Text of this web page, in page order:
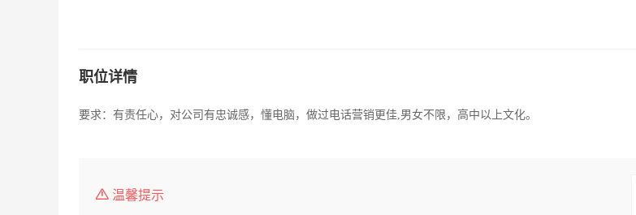
职位详情
要求：有责任心，对公司有忠诚感，懂电脑，做过电话营销更佳,男女不限，高中以上文化。
温馨提示